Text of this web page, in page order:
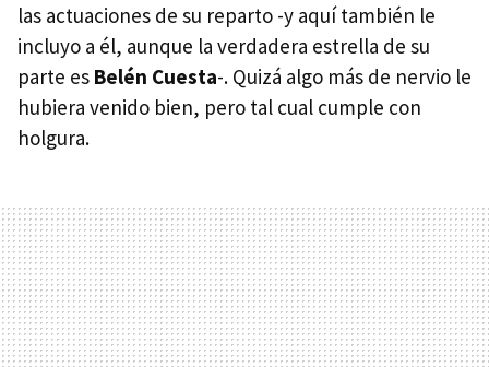
las actuaciones de su reparto -y aquí también le
incluyo a él, aunque la verdadera estrella de su
parte es Belén Cuesta-. Quizá algo más de nervio le
hubiera venido bien, pero tal cual cumple con
holgura.